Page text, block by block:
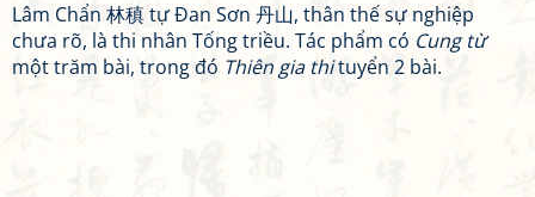
Lâm Chẩn 林稹 tự Đan Sơn 丹山, thân thế sự nghiệp
chưa rõ, là thi nhân Tống triều. Tác phẩm có Cung từ
một trăm bài, trong đó Thiên gia thituyển 2 bài.